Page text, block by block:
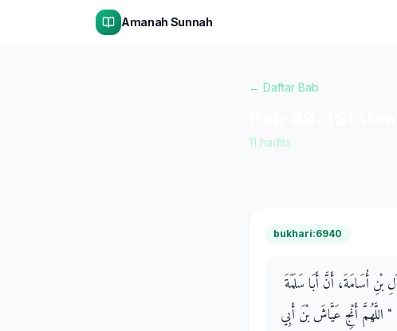
Amanah Sunnah
← Daftar Bab
11 hadits
bukhari:6940
أُسَامَةَ، أَنَّ أَبَا سَلَمَةَ
اللَّهُمَّ أَنْجِ عَيَّاشَ بْنَ أَبِي